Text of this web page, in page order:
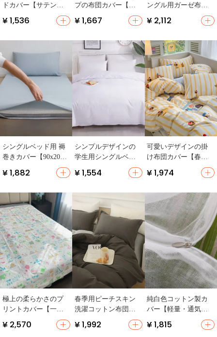
ドカバー【サテンス
トライプ・シングル
用・ホテルスタイ
¥ 1,536
プの布団カバー【ホ
テル用・シンプルデ
ザイン】
¥ 1,667
ングル用ガーゼ布団
カバー【四季用・コ
ットン製・非全棉】
¥ 2,112
シングルベッド用 褥
巻きカバー【90x200c
m・学生寮用・綿10
0%】
¥ 1,882
シンプルデザインの
学生用シングルベッ
ドカバー【夏用・軽
量・白鹅绒】
¥ 1,554
可愛いデザインの掛
け布団カバー【春夏
秋冬対応・四点セッ
ト・寝具用】（セッ
¥ 1,974
極上の柔らかさのプ
リントカバー【一人
用・全棉・頑丈デザ
イン】
¥ 2,570
春季用ピーチスキン
洗濯コットン布団カ
バー【シンプルデザ
イン・ダブルサイ
¥ 1,992
純白色コットン製カ
バー【軽量・通気
¥ 1,815